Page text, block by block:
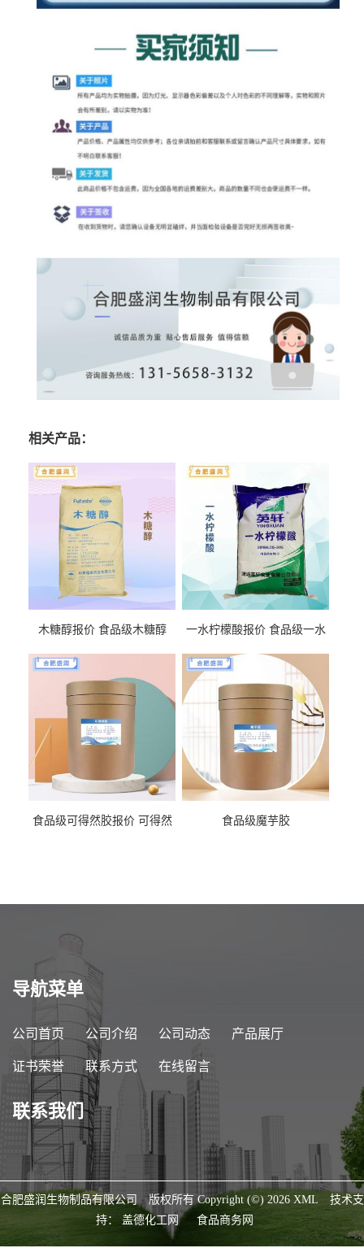
相关产品：
木糖醇报价 食品级木糖醇
一水柠檬酸报价 食品级一水
食品级可得然胶报价 可得然
食品级魔芋胶
导航菜单
公司首页 公司介绍 公司动态 产品展厅
证书荣誉 联系方式 在线留言
联系我们
合肥盛润生物制品有限公司 版权所有 Copyright (©) 2026 XML
技术支
持： 盖德化工网 食品商务网